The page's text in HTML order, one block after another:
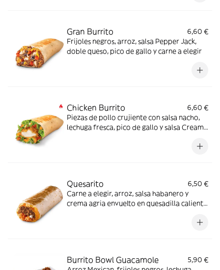
Gran Burrito
6,60 €
Frijoles negros, arroz, salsa Pepper Jack,
doble queso, pico de gallo y carne a elegir
Chicken Burrito
6,60 €
Piezas de pollo crujiente con salsa nacho,
lechuga fresca, pico de gallo y salsa Creamy
Quesarito
6,50 €
Carne a elegir, arroz, salsa habanero y
crema agria envuelto en quesadilla caliente
Burrito Bowl Guacamole
5,90 €